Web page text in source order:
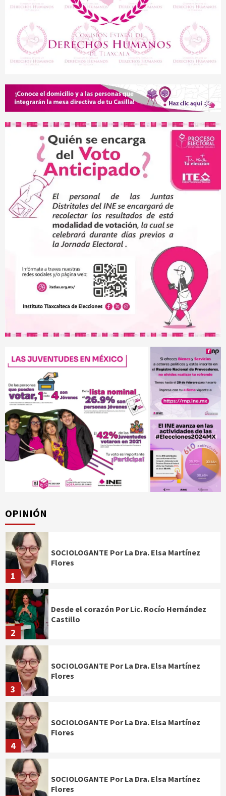
OPINIÓN
1
SOCIOLOGANTE Por La Dra. Elsa Martínez
Flores
2
Desde el corazón Por Lic. Rocío Hernández
Castillo
3
SOCIOLOGANTE Por La Dra. Elsa Martínez
Flores
4
SOCIOLOGANTE Por La Dra. Elsa Martínez
Flores
SOCIOLOGANTE Por La Dra. Elsa Martínez
Flores